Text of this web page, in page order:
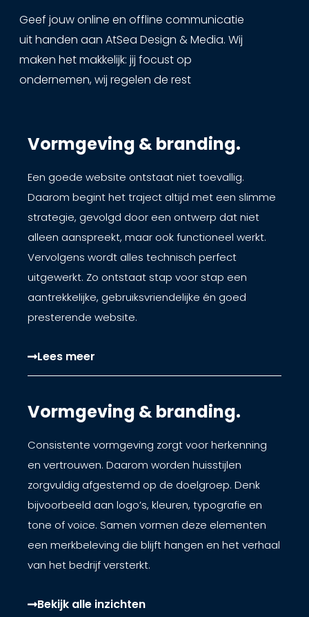
Geef jouw online en offline communicatie
uit handen aan AtSea Design & Media. Wij
maken het makkelijk: jij focust op
ondernemen, wij regelen de rest
Vormgeving & branding.
Een goede website ontstaat niet toevallig.
Daarom begint het traject altijd met een slimme
strategie, gevolgd door een ontwerp dat niet
alleen aanspreekt, maar ook functioneel werkt.
Vervolgens wordt alles technisch perfect
uitgewerkt. Zo ontstaat stap voor stap een
aantrekkelijke, gebruiksvriendelijke én goed
presterende website.
Lees meer
Vormgeving & branding.
Consistente vormgeving zorgt voor herkenning
en vertrouwen. Daarom worden huisstijlen
zorgvuldig afgestemd op de doelgroep. Denk
bijvoorbeeld aan logo’s, kleuren, typografie en
tone of voice. Samen vormen deze elementen
een merkbeleving die blijft hangen en het verhaal
van het bedrijf versterkt.
Bekijk alle inzichten